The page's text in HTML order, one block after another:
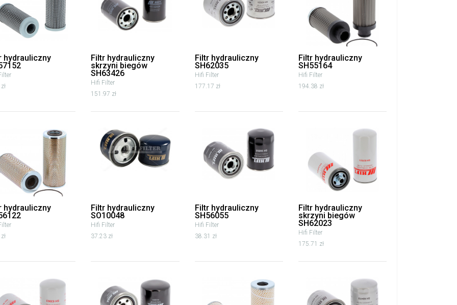
hydrauliczny Filtr hydrauliczny
skrzyni biegów
SH63426
Hifi Filter
151.97 zł
Filtr hydrauliczny
SH62035
Hifi Filter
177.17 zł
Filtr hydrauliczny
SH55164
Hifi Filter
194.38 zł
hydrauliczny Filtr hydrauliczny
SO10048
Hifi Filter
37.23 zł
Filtr hydrauliczny
SH56055
Hifi Filter
38.31 zł
Filtr hydrauliczny
skrzyni biegów
SH62023
Hifi Filter
175.71 zł